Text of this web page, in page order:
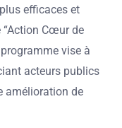
efficaces et
“Action Cœur de
vise à
acteurs publics
amélioration de